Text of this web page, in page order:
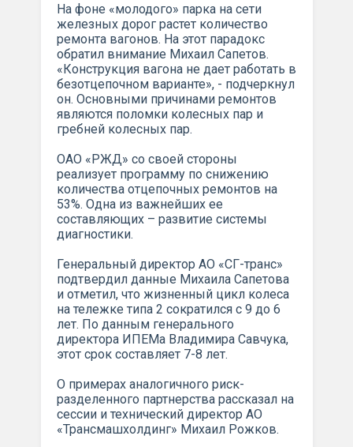
На фоне «молодого» парка на сети
железных дорог растет количество
ремонта вагонов. На этот парадокс
обратил внимание Михаил Сапетов.
«Конструкция вагона не дает работать в
безотцепочном варианте», - подчеркнул
он. Основными причинами ремонтов
являются поломки колесных пар и
гребней колесных пар.
ОАО «РЖД» со своей стороны
реализует программу по снижению
количества отцепочных ремонтов на
53%. Одна из важнейших ее
составляющих – развитие системы
диагностики.
Генеральный директор АО «СГ-транс»
подтвердил данные Михаила Сапетова
и отметил, что жизненный цикл колеса
на тележке типа 2 сократился с 9 до 6
лет. По данным генерального
директора ИПЕМа Владимира Савчука,
этот срок составляет 7-8 лет.
О примерах аналогичного риск-
разделенного партнерства рассказал на
сессии и технический директор АО
«Трансмашхолдинг» Михаил Рожков.